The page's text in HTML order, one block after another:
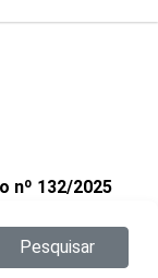
nº 132/2025
Pesquisar